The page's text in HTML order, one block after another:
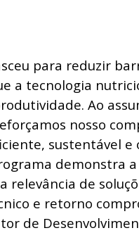
para reduzir
a tecnologia
Ao
nosso
sustentável e
demonstra
relevância de
e retorno
de